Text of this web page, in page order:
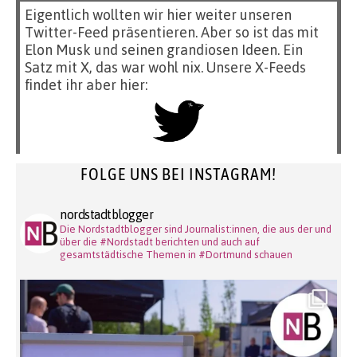
Eigentlich wollten wir hier weiter unseren
Twitter-Feed präsentieren. Aber so ist das mit
Elon Musk und seinen grandiosen Ideen. Ein
Satz mit X, das war wohl nix. Unsere X-Feeds
findet ihr aber hier:
FOLGE UNS BEI INSTAGRAM!
nordstadtblogger
Die Nordstadtblogger sind Journalist:innen, die aus der und
über die #Nordstadt berichten und auch auf
gesamtstädtische Themen in #Dortmund schauen